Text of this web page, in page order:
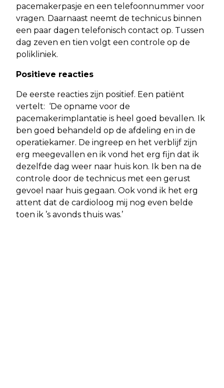
pacemakerpasje en een telefoonnummer voor
vragen. Daarnaast neemt de technicus binnen
een paar dagen telefonisch contact op. Tussen
dag zeven en tien volgt een controle op de
polikliniek.
Positieve reacties
De eerste reacties zijn positief. Een patiënt
vertelt: ‘De opname voor de
pacemakerimplantatie is heel goed bevallen. Ik
ben goed behandeld op de afdeling en in de
operatiekamer. De ingreep en het verblijf zijn
erg meegevallen en ik vond het erg fijn dat ik
dezelfde dag weer naar huis kon. Ik ben na de
controle door de technicus met een gerust
gevoel naar huis gegaan. Ook vond ik het erg
attent dat de cardioloog mij nog even belde
toen ik ’s avonds thuis was.’